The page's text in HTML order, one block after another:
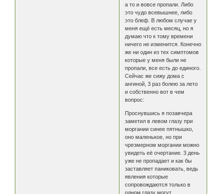
а то и вовсе пропали. Либо
это чудо всевышнее, либо
это блеф. В любом случае у
меня ещё есть месяц, но я
думаю что к тому времени
ничего не изменится. Конечно
же ни один из тех симптомов
которые у меня были не
пропали, все есть до единого.
Сейчас же сижу дома с
ангиной, 3 раз болею за лето
и собственно вот в чем
вопрос:
Проснувшись я позавчера
заметил в левом глазу при
моргании синее пятнышко,
оно маленькое, но при
чрезмерном моргании можно
увидеть её очертание. 3 день
уже не пропадает и как бы
заставляет паниковать, ведь
явления которые
сопровождаются только в
одном глазу могут